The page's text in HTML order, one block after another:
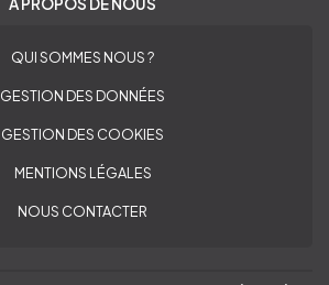
A PROPOS DE NOUS
QUI SOMMES NOUS ?
GESTION DES DONNÉES
GESTION DES COOKIES
MENTIONS LÉGALES
NOUS CONTACTER